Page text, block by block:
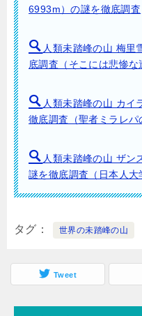
6993m）の謎を徹底調査
人類未踏峰の山 梅里
底調査（そこには悲惨な
人類未踏峰の山 カイ
徹底調査（聖者ミラレパ
人類未踏峰の山 ザン
謎を徹底調査（日本人大
タグ 世界の未踏峰の山
Tweet